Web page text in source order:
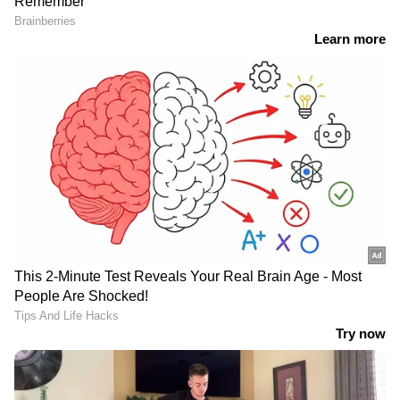
പോരിനിറങ്ങുമ്പോൾ നിയമസഭാ പ്രവേശം
കടന്നപ്പള്ളിയോട് തോൽക്കാനായിരുന്നു വിധി.
തോൽക്കുന്ന പാച്ചേനിക്ക് കണ്ണൂരിലിനി സീറ്റ്
നൽകരുതെന്ന് പാർട്ടിക്കുള്ളിലെ എതിരാളികൾ
വാശിപിടിച്ചെങ്കിലും 2021 ലും ടിക്കറ്റ് കിട്ടി. പക്ഷേ
ഇക്കുറിയും വിജയം അകന്നു നിന്നു.
പാർട്ടിക്കുള്ളിലുള്ളവർ കാലുവാരി
തോൽപിച്ചതാണെന്ന പരിഭവം
പാച്ചേനിയോടടുത്തവർ എന്നും ഉന്നയിച്ചിരുന്നു.
അഞ്ചുതവണ നിയമസഭയിലേക്കും ഒരു തവണ
ലോക്സഭയിലേക്കും മത്സരിച്ചെങ്കിലും
ഒരിക്കലും സഭ കാണാനായില്ലെന്നതാണ്
യാഥാർത്ഥ്യം. നിയമസഭയിൽ ഒരു
തവണയെങ്കിലും ഇരിക്കണമെന്ന ആഗ്രഹം